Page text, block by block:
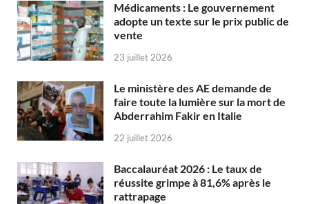
Médicaments : Le gouvernement
adopte un texte sur le prix public de
vente
23 juillet 2026
Le ministère des AE demande de
faire toute la lumière sur la mort de
Abderrahim Fakir en Italie
22 juillet 2026
Baccalauréat 2026 : Le taux de
réussite grimpe à 81,6% après le
rattrapage